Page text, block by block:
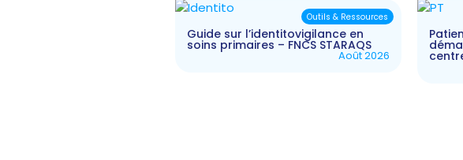
Guide sur l’identitovigilance en
soins primaires – FNCS STARAQS
Août 2026
Outils & Ressources